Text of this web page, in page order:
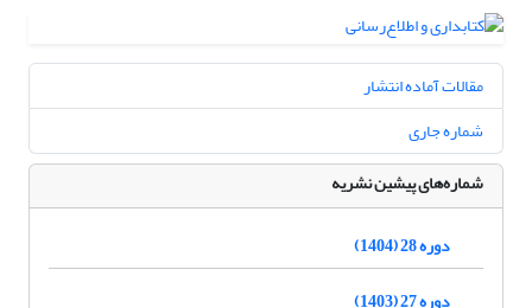
مقالات آماده انتشار
شماره جاری
شماره‌های پیشین نشریه
دوره 28 (1404)
دوره 27 (1403)